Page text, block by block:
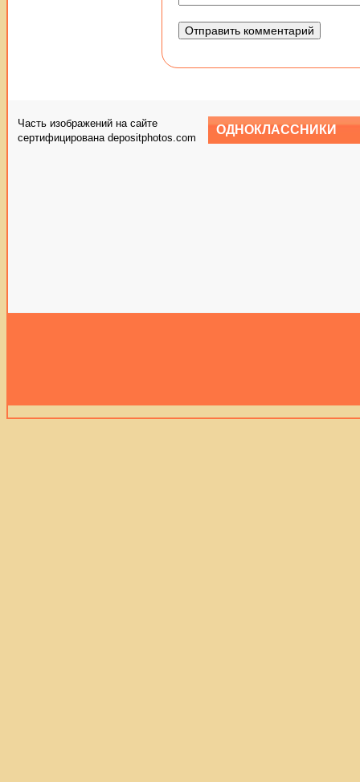
Часть изображений на сайте
сертифицирована depositphotos.com
ОДНОКЛАССНИКИ